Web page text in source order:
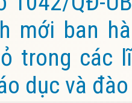
mới ban
trong các
dục và